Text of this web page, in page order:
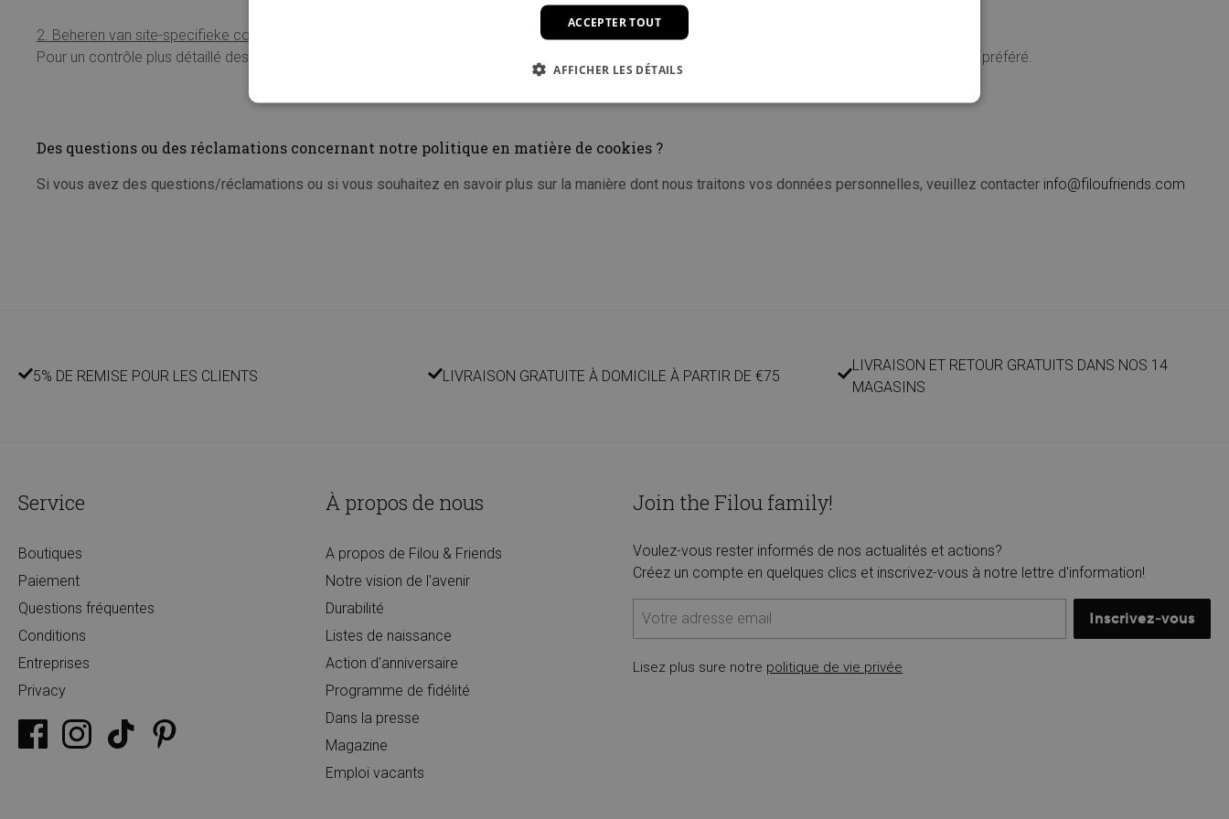
2. Beheren van site-specifieke cookies:
Pour un contrôle plus détaillé des cookies spécifiques au site, veuillez vérifier les paramètres de confidentialité et de cookies dans votre navigateur préféré.
Des questions ou des réclamations concernant notre politique en matière de cookies ?
Si vous avez des questions/réclamations ou si vous souhaitez en savoir plus sur la manière dont nous traitons vos données personnelles, veuillez contacter info@filoufriends.com
5% DE REMISE POUR LES CLIENTS LIVRAISON GRATUITE À DOMICILE À PARTIR DE €75
LIVRAISON ET RETOUR GRATUITS DANS NOS 14
MAGASINS
Service
Boutiques
Paiement
Questions fréquentes
Conditions
Entreprises
Privacy
À propos de nous
A propos de Filou & Friends
Notre vision de l'avenir
Durabilité
Listes de naissance
Action d'anniversaire
Programme de fidélité
Dans la presse
Magazine
Emploi vacants
Join the Filou family!
Voulez-vous rester informés de nos actualités et actions?
Créez un compte en quelques clics et inscrivez-vous à notre lettre d'information!
Inscrivez-vous
Lisez plus sure notre politique de vie privée
ACCEPTER TOUT
AFFICHER LES DÉTAILS